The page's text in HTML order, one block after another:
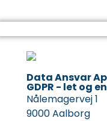
Data Ansvar
GDPR - let og
Nålemagervej 1
9000 Aalborg